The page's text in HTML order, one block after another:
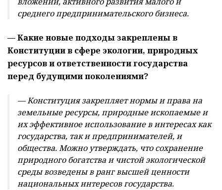
среднего предпринимательского бизнеса.
— Какие новые подходы закреплены в
Конституции в сфере экологии, природных
ресурсов и ответственности государства
перед будущими поколениями?
— Конституция закрепляет нормы и права на
земельные ресурсы, природные ископаемые и
их эффективное использование в интересах как
государства, так и предпринимателей, и
общества. Можно утверждать, что сохранение
природного богатства и чистой экологической
среды возведены в ранг высшей ценности
национальных интересов государства.